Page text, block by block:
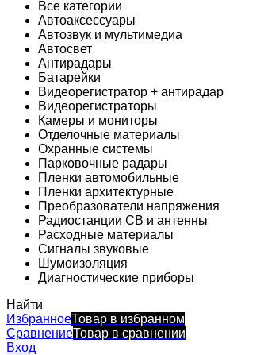
Все категории
Автоаксессуары
Автозвук и мультимедиа
Автосвет
Антирадары
Батарейки
Видеорегистратор + антирадар
Видеорегистраторы
Камеры и мониторы
Отделочные материалы
Охранные системы
Парковочные радары
Пленки автомобильные
Пленки архитектурные
Преобразователи напряжения
Радиостанции CB и антенны
Расходные материалы
Сигналы звуковые
Шумоизоляция
Диагностические приборы
Найти
ИзбранноеТовар в избранном
СравнениеТовар в сравнении
Вход